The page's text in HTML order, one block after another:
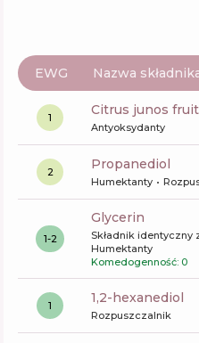
EWG Nazwa
1 citrus junos
Antyoksydanty
2 propanediol
Humektanty
1-2
glycerin
Składnik identyczny
Humektanty
Komedogenność: 0
1 1,2-hexanediol
Rozpuszczalnik